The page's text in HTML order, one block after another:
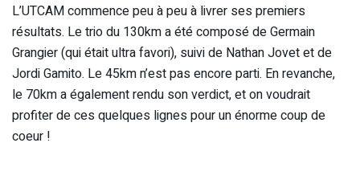
L’UTCAM commence peu à peu à livrer ses premiers
résultats. Le trio du 130km a été composé de Germain
Grangier (qui était ultra favori), suivi de Nathan Jovet et de
Jordi Gamito. Le 45km n’est pas encore parti. En revanche,
le 70km a également rendu son verdict, et on voudrait
profiter de ces quelques lignes pour un énorme coup de
coeur !